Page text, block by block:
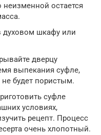
остается
духовом шкафу или
дверцу
выпекания суфле,
не будет пористым.
суфле
условиях,
рецепт. Процесс
очень хлопотный.